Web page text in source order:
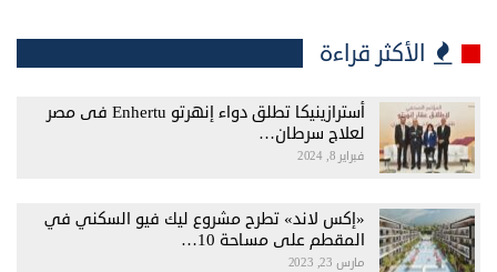
الأكثر قراءة
أسترازينيكا تطلق دواء إنهرتو Enhertu فى مصر
لعلاج سرطان…
فبراير 8, 2024
«إكس لاند» تطرح مشروع ليك فيو السكني في
المقطم على مساحة 10…
مارس 23, 2023